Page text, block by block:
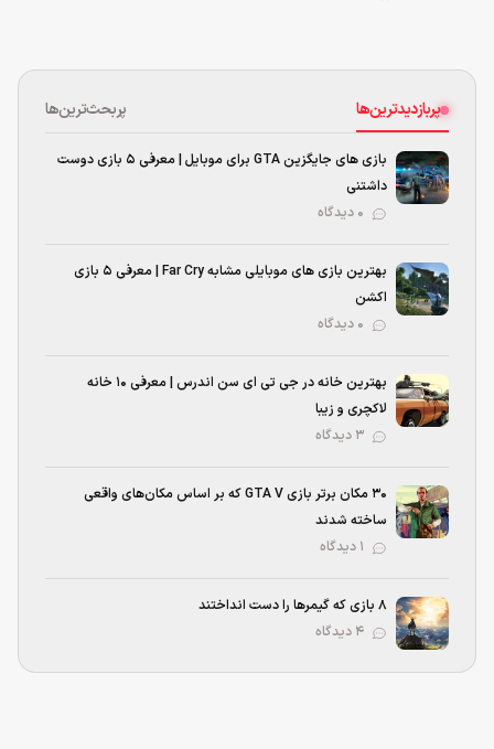
پربازدیدترین‌ها پربحث‌ترین‌ها
بازی های جایگزین GTA برای موبایل | معرفی ۵ بازی دوست
داشتنی
بهترین بازی‌ های موبایلی مشابه Far Cry | معرفی ۵ بازی
اکشن
بهترین خانه در جی تی ای سن اندرس | معرفی ۱۰ خانه
لاکچری و زیبا
۳۰ مکان برتر بازی GTA V که بر اساس مکان‌های واقعی
ساخته شدند
۸ بازی که گیمرها را دست انداختند